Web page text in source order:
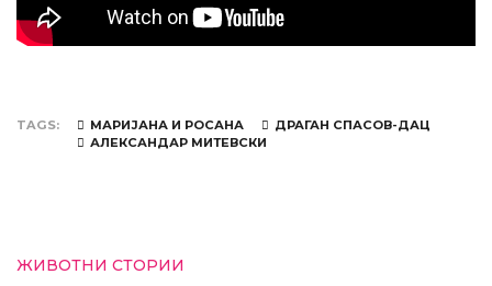
TAGS МАРИЈАНА И РОСАНА
ДРАГАН СПАСОВ-ДАЦ
АЛЕКСАНДАР МИТЕВСКИ
ЖИВОТНИ СТОРИИ